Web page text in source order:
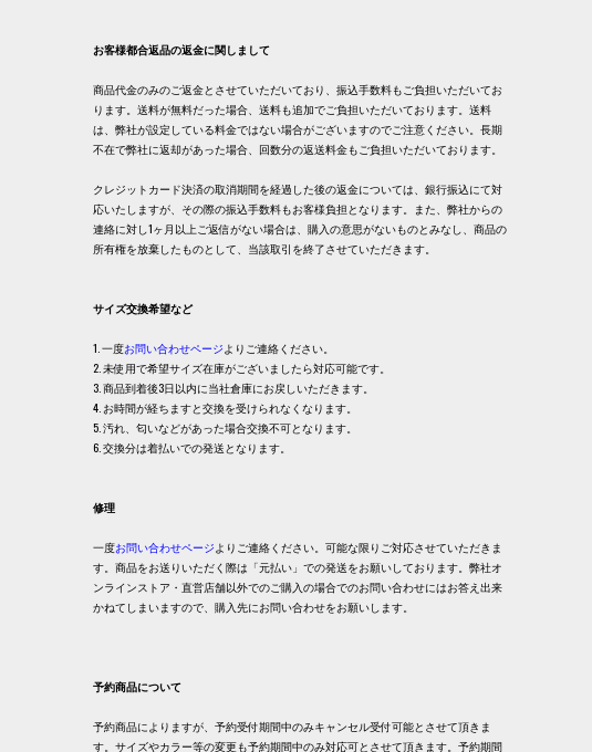
お客様都合返品の返金に関しまして
商品代金のみのご返金とさせていただいており、振込手数料もご負担いただいてお
ります。送料が無料だった場合、送料も追加でご負担いただいております。送料
は、弊社が設定している料金ではない場合がございますのでご注意ください。長期
不在で弊社に返却があった場合、回数分の返送料金もご負担いただいております。
クレジットカード決済の取消期間を経過した後の返金については、銀行振込にて対
応いたしますが、その際の振込手数料もお客様負担となります。また、弊社からの
連絡に対し1ヶ月以上ご返信がない場合は、購入の意思がないものとみなし、商品の
所有権を放棄したものとして、当該取引を終了させていただきます。
サイズ交換希望など
1. 一度お問い合わせページよりご連絡ください。
2. 未使用で希望サイズ在庫がございましたら対応可能です。
3. 商品到着後3日以内に当社倉庫にお戻しいただきます。
4. お時間が経ちますと交換を受けられなくなります。
5. 汚れ、匂いなどがあった場合交換不可となります。
6. 交換分は着払いでの発送となります。
修理
一度お問い合わせページよりご連絡ください。可能な限りご対応させていただきま
す。商品をお送りいただく際は「元払い」での発送をお願いしております。弊社オ
ンラインストア・直営店舗以外でのご購入の場合でのお問い合わせにはお答え出来
かねてしまいますので、購入先にお問い合わせをお願いします。
予約商品について
予約商品によりますが、予約受付期間中のみキャンセル受付可能とさせて頂きま
す。サイズやカラー等の変更も予約期間中のみ対応可とさせて頂きます。予約期間